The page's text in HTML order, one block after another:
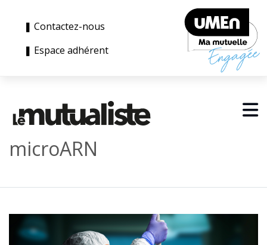
❚ Contactez-nous
❚ Espace adhérent
microARN